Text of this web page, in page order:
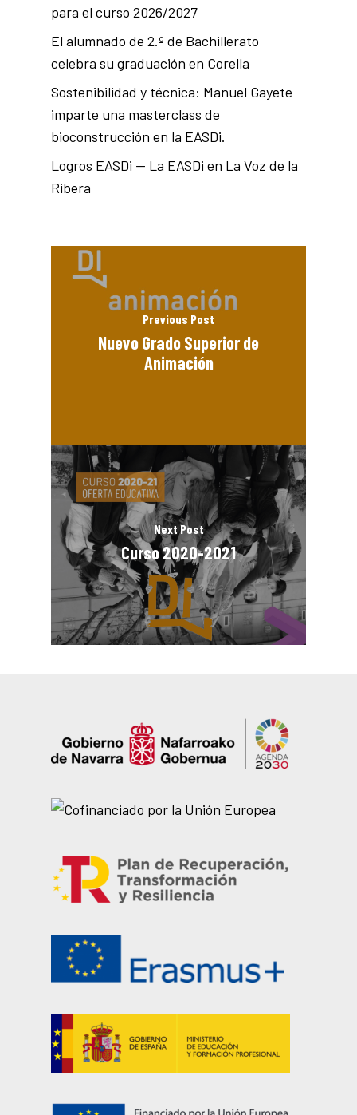
para el curso 2026/2027
El alumnado de 2.º de Bachillerato
celebra su graduación en Corella
Sostenibilidad y técnica: Manuel Gayete
imparte una masterclass de
bioconstrucción en la EASDi.
Logros EASDi — La EASDi en La Voz de la
Ribera
Previous Post
Nuevo Grado Superior de
Animación
Next Post
Curso 2020-2021